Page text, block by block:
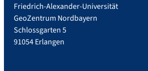
Friedrich-Alexander-Universität
GeoZentrum Nordbayern
Schlossgarten 5
91054 Erlangen